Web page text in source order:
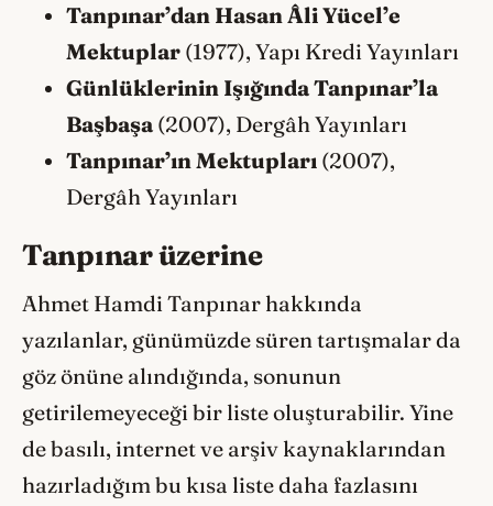
Tanpınar’dan Hasan Âli Yücel’e
Mektuplar (1977), Yapı Kredi Yayınları
Günlüklerinin Işığında Tanpınar’la
Başbaşa (2007), Dergâh Yayınları
Tanpınar’ın Mektupları (2007),
Dergâh Yayınları
Tanpınar üzerine
Ahmet Hamdi Tanpınar hakkında
yazılanlar, günümüzde süren tartışmalar da
göz önüne alındığında, sonunun
getirilemeyeceği bir liste oluşturabilir. Yine
de basılı, internet ve arşiv kaynaklarından
hazırladığım bu kısa liste daha fazlasını